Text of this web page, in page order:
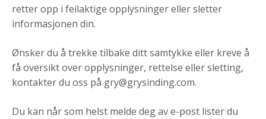
retter opp i feilaktige opplysninger eller sletter
informasjonen din.
Ønsker du å trekke tilbake ditt samtykke eller kreve å
få oversikt over opplysninger, rettelse eller sletting,
kontakter du oss på gry@grysinding.com.
Du kan når som helst melde deg av e-post lister du